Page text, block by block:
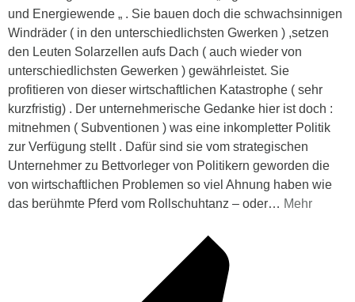
und Energiewende „ . Sie bauen doch die schwachsinnigen
Windräder ( in den unterschiedlichsten Gwerken ) ,setzen
den Leuten Solarzellen aufs Dach ( auch wieder von
unterschiedlichsten Gewerken ) gewährleistet. Sie
profitieren von dieser wirtschaftlichen Katastrophe ( sehr
kurzfristig) . Der unternehmerische Gedanke hier ist doch :
mitnehmen ( Subventionen ) was eine inkompletter Politik
zur Verfügung stellt . Dafür sind sie vom strategischen
Unternehmer zu Bettvorleger von Politikern geworden die
von wirtschaftlichen Problemen so viel Ahnung haben wie
das berühmte Pferd vom Rollschuhtanz – oder… Mehr